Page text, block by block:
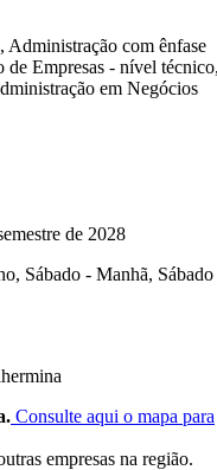
Administração com ênfase
de Empresas - nível
em Negócios
de 2028
Sábado - Manhã, Sábado
Consulte aqui o mapa para
empresas na região.